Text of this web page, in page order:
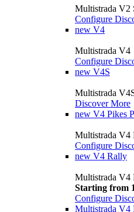
Multistrada V2
Configure
new V4
Multistrada V4
Configure
new V4S
Multistrada
Discover More
new V4 Pikes
Multistrada V4
Configure
new V4 Rally
Multistrada V4
Starting from
Configure
Multistrada V4